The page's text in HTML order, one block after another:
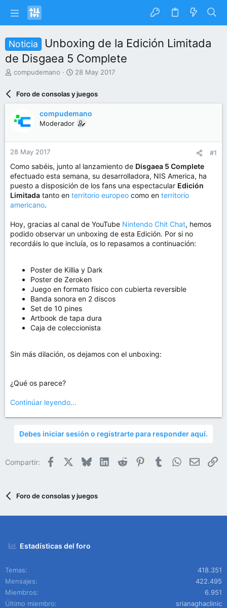
Noticia
Unboxing de la Edición Limitada
de Disgaea 5 Complete
I
a
r
d
e
t
e
m
a
compudemano
F
c
h
d
e
n
o
28 May 2017
Foro de consolas y juegos
compudemano
Moderador
28 May 2017 #1
Como sabéis, junto al lanzamiento de Disgaea 5 Complete
efectuado esta semana, su desarrolladora, NIS America, ha
puesto a disposición de los fans una espectacular Edición
Limitada tanto en territorio europeo como en territorio
americano.
Hoy, gracias al canal de YouTube Nintendo Chit Chat, hemos
podido observar un unboxing de esta Edición. Por si no
recordáis lo que incluía, os lo repasamos a continuación:
Poster de Killia y Dark
Poster de Zeroken
Juego en formato físico con cubierta reversible
Banda sonora en 2 discos
Set de 10 pines
Artbook de tapa dura
Caja de coleccionista
Sin más dilación, os dejamos con el unboxing:
¿Qué os parece?
Continúar leyendo...
Debes iniciar sesión o registrarte para responder aquí.
Compartir: Facebook BlueskyLinkedIn
Reddit PinterestTumblrWhatsApp
Email
Foro de consolas y juegos
Estadísticas del foro
Temas
418.351
Mensajes
422.495
Miembros
6.951
Último miembro
srianaghaclinic